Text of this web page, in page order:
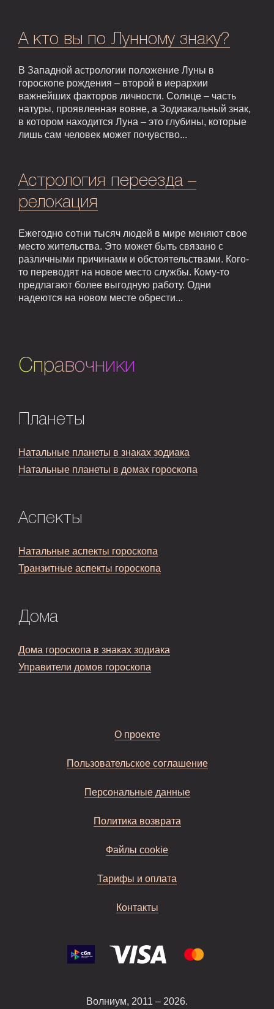
А кто вы по Лунному знаку?
В Западной астрологии положение Луны в
гороскопе рождения – второй в иерархии
важнейших факторов личности. Солнце – часть
натуры, проявленная вовне, а Зодиакальный знак,
в котором находится Луна – это глубины, которые
лишь сам человек может почувство...
Астрология переезда –
релокация
Ежегодно сотни тысяч людей в мире меняют свое
место жительства. Это может быть связано с
различными причинами и обстоятельствами. Кого-
то переводят на новое место службы. Кому-то
предлагают более выгодную работу. Одни
надеются на новом месте обрести...
Справочники
Планеты
Натальные планеты в знаках зодиака
Натальные планеты в домах гороскопа
Аспекты
Натальные аспекты гороскопа
Транзитные аспекты гороскопа
Дома
Дома гороскопа в знаках зодиака
Управители домов гороскопа
О проекте
Пользовательское соглашение
Персональные данные
Политика возврата
Файлы cookie
Тарифы и оплата
Контакты
Волниум, 2011 – 2026.